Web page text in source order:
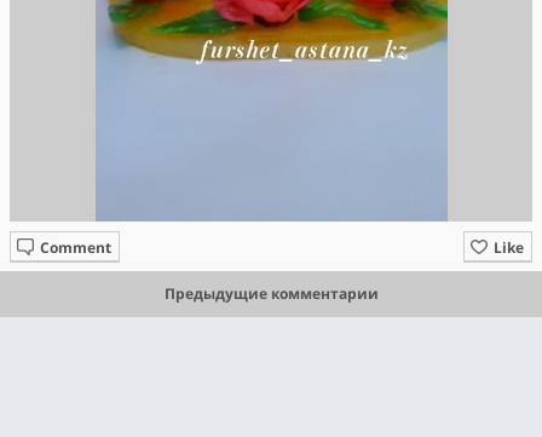
Like
Comment
Предыдущие комментарии